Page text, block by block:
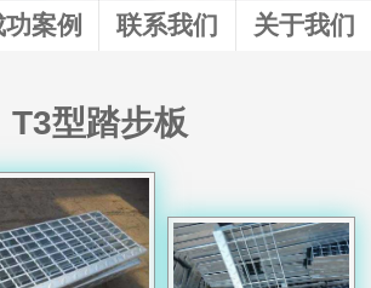
功案例 联系我们 关于我们
T3型踏步板